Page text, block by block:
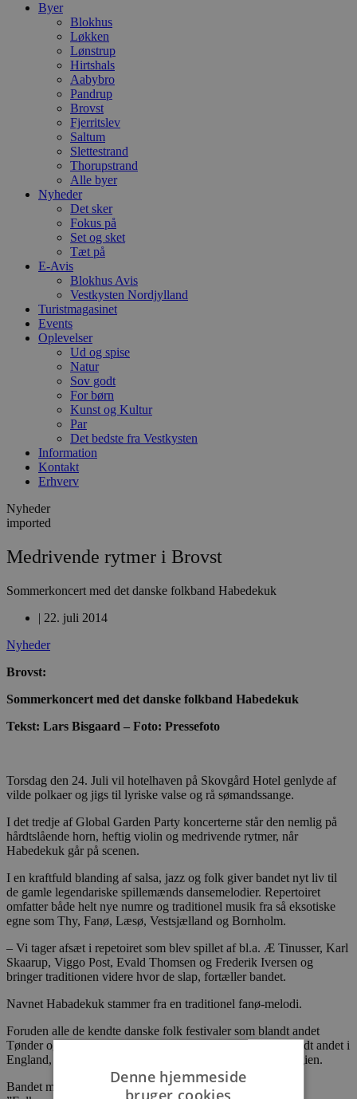
Byer
Blokhus
Løkken
Lønstrup
Hirtshals
Aabybro
Pandrup
Brovst
Fjerritslev
Saltum
Slettestrand
Thorupstrand
Alle byer
Nyheder
Det sker
Fokus på
Set og sket
Tæt på
E-Avis
Blokhus Avis
Vestkysten Nordjylland
Turistmagasinet
Events
Oplevelser
Ud og spise
Natur
Sov godt
For børn
Kunst og Kultur
Par
Det bedste fra Vestkysten
Information
Kontakt
Erhverv
Nyheder
imported
Medrivende rytmer i Brovst
Sommerkoncert med det danske folkband Habedekuk
| 22. juli 2014
Nyheder
Brovst:
Sommerkoncert med det danske folkband Habedekuk
Tekst: Lars Bisgaard – Foto: Pressefoto
Torsdag den 24. Juli vil hotelhaven på Skovgård Hotel genlyde af
vilde polkaer og jigs til lyriske valse og rå sømandssange.
I det tredje af Global Garden Party koncerterne står den nemlig på
hårdtslående horn, heftig violin og medrivende rytmer, når
Habedekuk går på scenen.
I en kraftfuld blanding af salsa, jazz og folk giver bandet nyt liv til
de gamle legendariske spillemænds dansemelodier. Repertoiret
omfatter både helt nye numre og traditionel musik fra så eksotiske
egne som Thy, Fanø, Læsø, Vestsjælland og Bornholm.
– Vi tager afsæt i repetoiret som blev spillet af bl.a. Æ Tinusser, Karl
Skaarup, Viggo Post, Evald Thomsen og Frederik Iversen og
bringer traditionen videre hvor de slap, fortæller bandet.
Navnet Habadekuk stammer fra en traditionel fanø-melodi.
Foruden alle de kendte danske folk festivaler som blandt andet
Tønder og Skagen, har bandet også optrådt i udlandet, blandt andet i
England, Canada, Sverige, Irland, Frankrig, Norge og Belgien.
Bandet modtog på den netop overståede Skagen Festival
Denne hjemmeside
bruger cookies